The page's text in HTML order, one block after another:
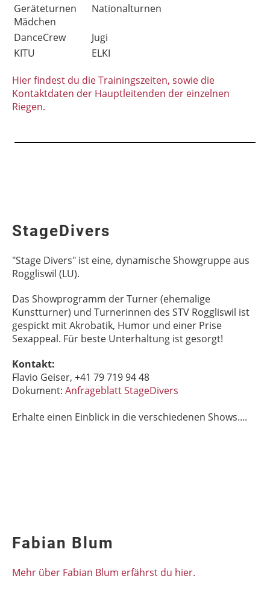
Geräteturnen
Mädchen
Nationalturnen
DanceCrew
Jugi
KITU
ELKI
Hier findest du die Trainingszeiten, sowie die
Kontaktdaten der Hauptleitenden der einzelnen
Riegen.
StageDivers
"Stage Divers" ist eine, dynamische Showgruppe aus
Roggliswil (LU).
Das Showprogramm der Turner (ehemalige
Kunstturner) und Turnerinnen des STV Roggliswil ist
gespickt mit Akrobatik, Humor und einer Prise
Sexappeal. Für beste Unterhaltung ist gesorgt!
Kontakt:
Flavio Geiser, +41 79 719 94 48
Dokument: Anfrageblatt StageDivers
Erhalte einen Einblick in die verschiedenen Shows....
Fabian Blum
Mehr über Fabian Blum erfährst du hier.